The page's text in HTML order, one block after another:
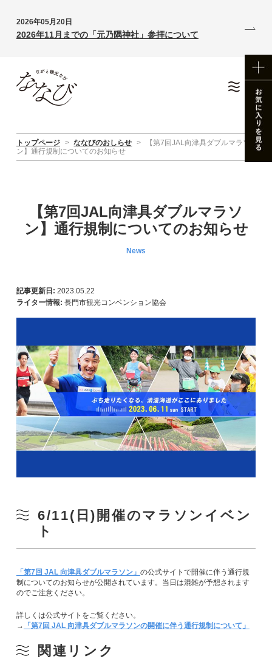
2026年05月20日
2026年11月までの「元乃隅神社」参拝について
トップページ > ななびのおしらせ >
【第7回JAL向津具ダブルマラソ
ン】通行規制についてのお知らせ
【第7回JAL向津具ダブルマラソ
ン】通行規制についてのお知らせ
News
記事更新日: 2023.05.22
ライター情報: 長門市観光コンベンション協会
6/11(日)開催のマラソンイベン
ト
「第7回 JAL 向津具ダブルマラソン」 の公式サイトで開催に伴う通行規
制についてのお知らせが公開されています。当日は混雑が予想されます
のでご注意ください。
詳しくは公式サイトをご覧ください。
→
「第7回 JAL 向津具ダブルマラソンの開催に伴う通行規制について」
関連リンク